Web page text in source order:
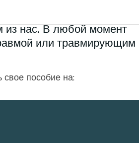
в длительном уходе,
из нас. В любой момент
или травмирующим
пособие на: